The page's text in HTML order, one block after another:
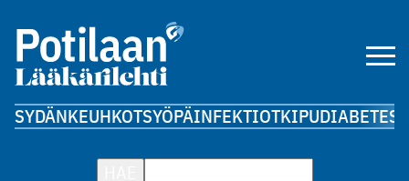
SYDÄNKEUHKOTSYÖPÄINFEKTIOTKIPUDIABETES